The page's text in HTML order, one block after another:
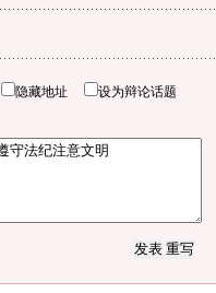
隐藏地址 设为辩论话题